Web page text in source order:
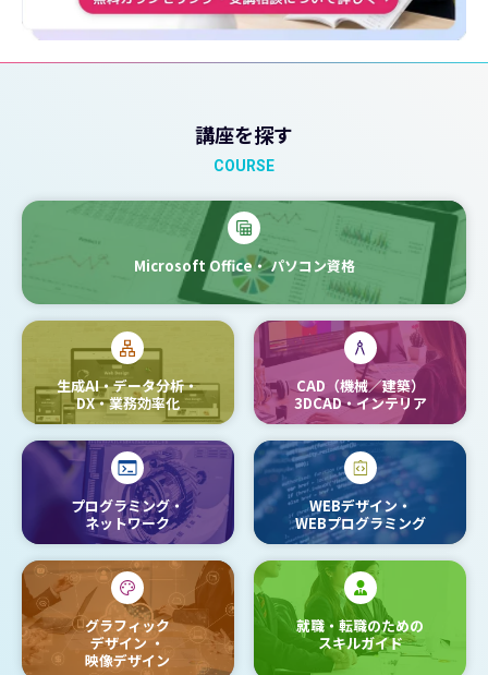
講座を探す
COURSE
Microsoft Office・パソコン資格
生成AI・データ分析・
DX・業務効率化
CAD（機械／建築）
3DCAD・インテリア
プログラミング・
ネットワーク
WEBデザイン・
WEBプログラミング
グラフィック
デザイン・
映像デザイン
就職・転職のための
スキルガイド